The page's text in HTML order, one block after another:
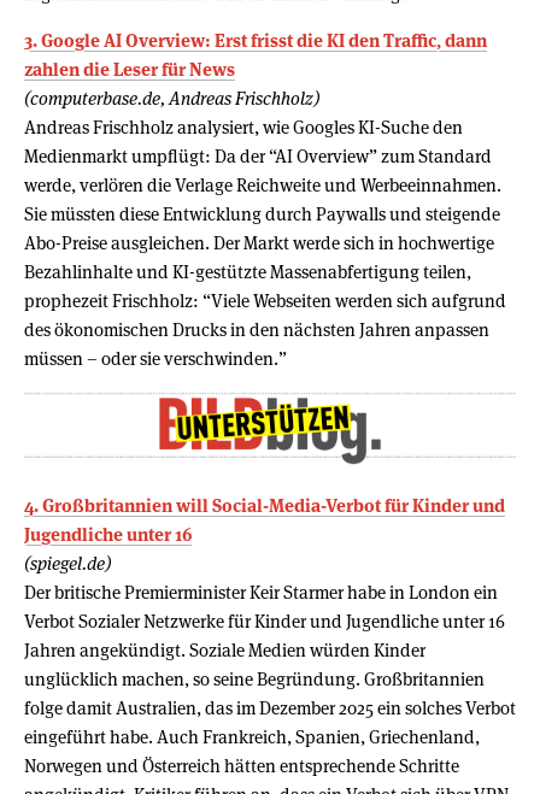
3. Google AI Overview: Erst frisst die KI den Traffic, dann
zahlen die Leser für News
(computerbase.de, Andreas Frischholz)
Andreas Frischholz analysiert, wie Googles KI-Suche den
Medienmarkt umpflügt: Da der “AI Overview” zum Standard
werde, verlören die Verlage Reichweite und Werbeeinnahmen.
Sie müssten diese Entwicklung durch Paywalls und steigende
Abo-Preise ausgleichen. Der Markt werde sich in hochwertige
Bezahlinhalte und KI-gestützte Massenabfertigung teilen,
prophezeit Frischholz: “Viele Webseiten werden sich aufgrund
des ökonomischen Drucks in den nächsten Jahren anpassen
müssen – oder sie verschwinden.”
4. Großbritannien will Social-Media-Verbot für Kinder und
Jugendliche unter 16
(spiegel.de)
Der britische Premierminister Keir Starmer habe in London ein
Verbot Sozialer Netzwerke für Kinder und Jugendliche unter 16
Jahren angekündigt. Soziale Medien würden Kinder
unglücklich machen, so seine Begründung. Großbritannien
folge damit Australien, das im Dezember 2025 ein solches Verbot
eingeführt habe. Auch Frankreich, Spanien, Griechenland,
Norwegen und Österreich hätten entsprechende Schritte